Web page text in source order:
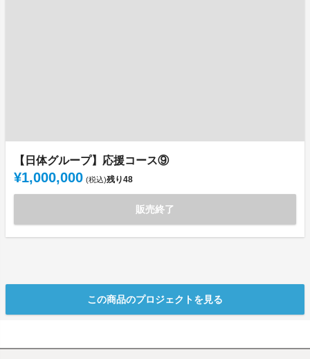
【日体グループ】応援コース⑨
¥1,000,000 (税込)残り48
販売終了
この商品のプロジェクトを見る